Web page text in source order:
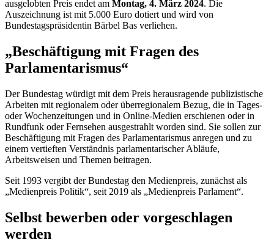
ausgelobten Preis endet am Montag, 4. März 2024. Die
Auszeichnung ist mit 5.000 Euro dotiert und wird von
Bundestagspräsidentin Bärbel Bas verliehen.
„Beschäftigung mit Fragen des
Parlamentarismus“
Der Bundestag würdigt mit dem Preis herausragende publizistische
Arbeiten mit regionalem oder überregionalem Bezug, die in Tages-
oder Wochenzeitungen und in Online-Medien erschienen oder in
Rundfunk oder Fernsehen ausgestrahlt worden sind. Sie sollen zur
Beschäftigung mit Fragen des Parlamentarismus anregen und zu
einem vertieften Verständnis parlamentarischer Abläufe,
Arbeitsweisen und Themen beitragen.
Seit 1993 vergibt der Bundestag den Medienpreis, zunächst als
„Medienpreis Politik“, seit 2019 als „Medienpreis Parlament“.
Selbst bewerben oder vorgeschlagen
werden